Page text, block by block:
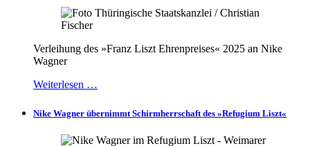
Verleihung des »Franz Liszt Ehrenpreises« 2025 an Nike
Wagner
Weiterlesen …
Nike Wagner übernimmt Schirmherrschaft des »Refugium Liszt«